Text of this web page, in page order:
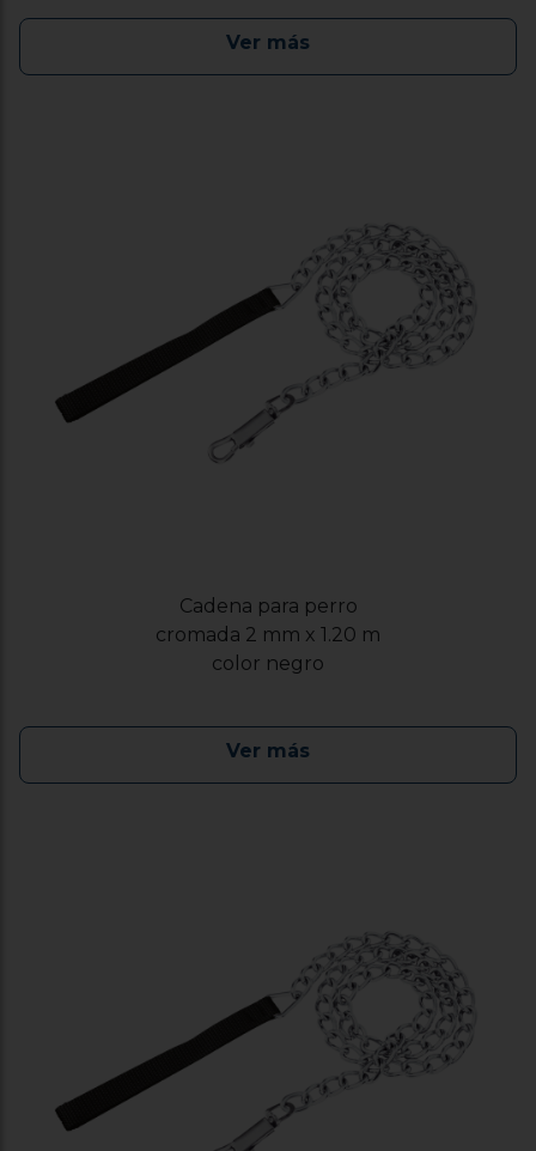
Ver más
Cadena para perro
cromada 2 mm x 1.20 m
color negro
Ver más